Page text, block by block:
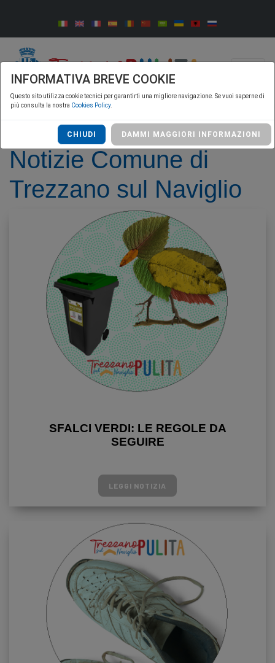
Notizie Comune di Trezzano sul Naviglio
Notizie Comune di
Trezzano sul Naviglio
SFALCI VERDI: LE REGOLE DA
SEGUIRE
LEGGI NOTIZIA
INFORMATIVA BREVE COOKIE
Questo sito utilizza cookie tecnici per garantirti una migliore navigazione. Se vuoi saperne di
più consulta la nostra Cookies Policy.
CHIUDI DAMMI MAGGIORI INFORMAZIONI